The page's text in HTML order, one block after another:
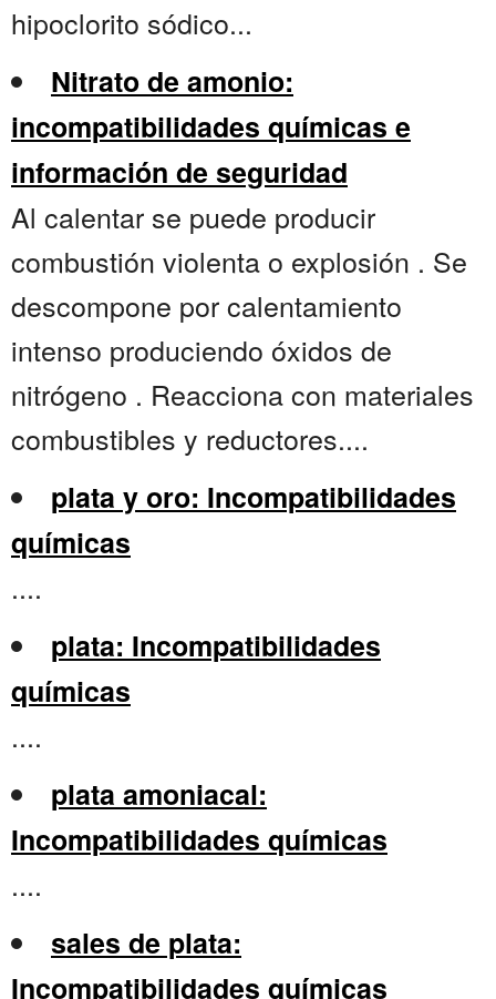
hipoclorito sódico...
Nitrato de amonio:
incompatibilidades químicas e
información de seguridad
Al calentar se puede producir
combustión violenta o explosión . Se
descompone por calentamiento
intenso produciendo óxidos de
nitrógeno . Reacciona con materiales
combustibles y reductores....
plata y oro: Incompatibilidades
químicas
....
plata: Incompatibilidades
químicas
....
plata amoniacal:
Incompatibilidades químicas
....
sales de plata:
Incompatibilidades químicas